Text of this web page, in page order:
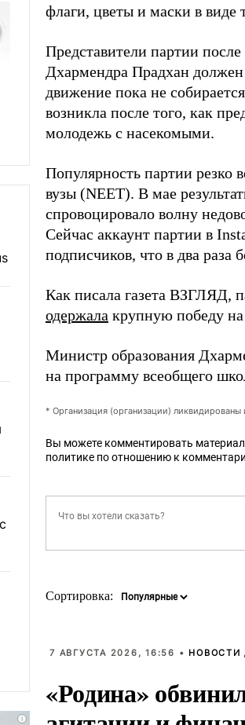
флаги, цветы и маски в виде
Представители партии
Дхармендра Прадхан
движение пока не
возникла после того, как
молодежь с насекомыми.
Популярность партии резко
вузы (NEET). В мае
спровоцировало волну
Сейчас аккаунт партии в
подписчиков, что в два
Как писала газета ВЗГЛЯД,
одержала крупную победу
Министр образования
на программу всеобщего
* Организация (организации)
Вы можете комментировать
политике по отношению к
Сортировка:
7 АВГУСТА 2026, 16:56 • НОВОСТИ
«Родина»